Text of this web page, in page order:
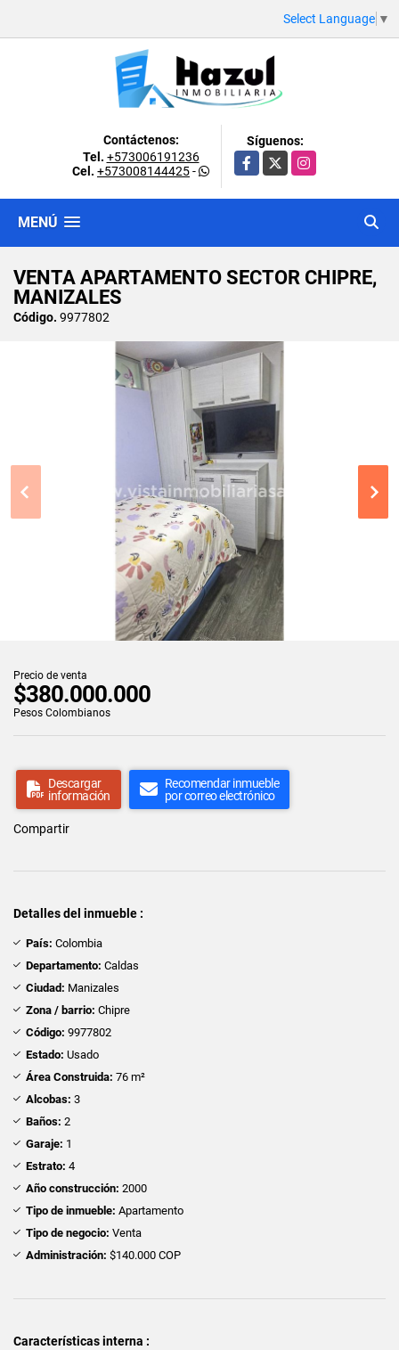
Select Language ▼
Contáctenos:
Tel. +573006191236
Cel. +573008144425-
Síguenos:
Facebook
X Instagram
MENÚ
VENTA APARTAMENTO SECTOR CHIPRE,
MANIZALES
Código. 9977802
Precio de venta
$380.000.000
Pesos Colombianos
Descargar
información
Recomendar inmueble
por correo electrónico
Compartir
Detalles del inmueble :
País: Colombia
Departamento: Caldas
Ciudad: Manizales
Zona / barrio: Chipre
Código: 9977802
Estado: Usado
Área Construida: 76 m²
Alcobas: 3
Baños: 2
Garaje: 1
Estrato: 4
Año construcción: 2000
Tipo de inmueble: Apartamento
Tipo de negocio: Venta
Administración: $140.000 COP
Características interna :